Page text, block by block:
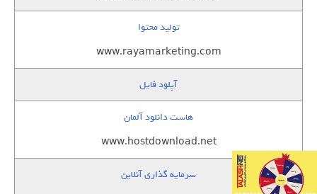
تولید محتوا
www.rayamarketing.com
آپلود فایل
هاست دانلود آلمان
www.hostdownload.net
سرمایه گذاری آنلاین